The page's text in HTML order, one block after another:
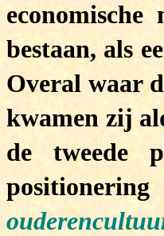
bestaan, als
Overal waar
kwamen zij
de tweede